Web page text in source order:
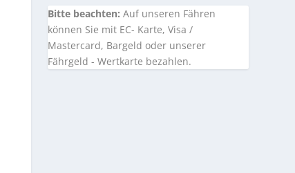
Bitte beachten: Auf unseren Fähren
können Sie mit EC- Karte, Visa /
Mastercard, Bargeld oder unserer
Fährgeld - Wertkarte bezahlen.